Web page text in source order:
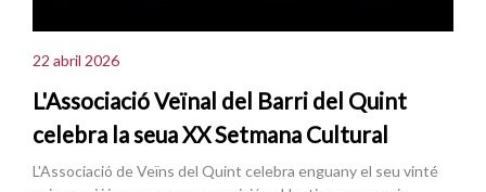
22 abril 2026
L'Associació Veïnal del Barri del Quint
celebra la seua XX Setmana Cultural
L'Associació de Veïns del Quint celebra enguany el seu vinté